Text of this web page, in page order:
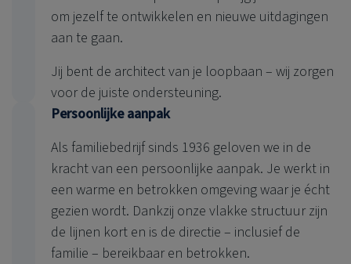
om jezelf te ontwikkelen en nieuwe uitdagingen
aan te gaan.
Jij bent de architect van je loopbaan – wij zorgen
voor de juiste ondersteuning.
Persoonlijke aanpak
Als familiebedrijf sinds 1936 geloven we in de
kracht van een persoonlijke aanpak. Je werkt in
een warme en betrokken omgeving waar je écht
gezien wordt. Dankzij onze vlakke structuur zijn
de lijnen kort en is de directie – inclusief de
familie – bereikbaar en betrokken.